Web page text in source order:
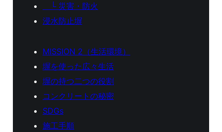
└ 災害・防火
浸水防止塀
MISSION 2（生活環境）
塀を使った広々生活
塀の持つ二つの役割
コンクリートの秘密
SDGs
施工手順